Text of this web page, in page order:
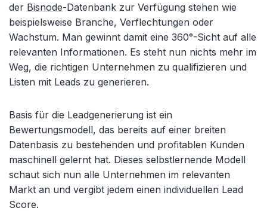
der Bisnode-Datenbank zur Verfügung stehen wie
beispielsweise Branche, Verflechtungen oder
Wachstum. Man gewinnt damit eine 360°-Sicht auf alle
relevanten Informationen. Es steht nun nichts mehr im
Weg, die richtigen Unternehmen zu qualifizieren und
Listen mit Leads zu generieren.
Basis für die Leadgenerierung ist ein
Bewertungsmodell, das bereits auf einer breiten
Datenbasis zu bestehenden und profitablen Kunden
maschinell gelernt hat. Dieses selbstlernende Modell
schaut sich nun alle Unternehmen im relevanten
Markt an und vergibt jedem einen individuellen Lead
Score.